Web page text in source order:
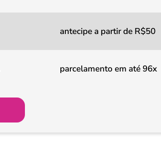
antecipe a partir de R$50
parcelamento em até 96x